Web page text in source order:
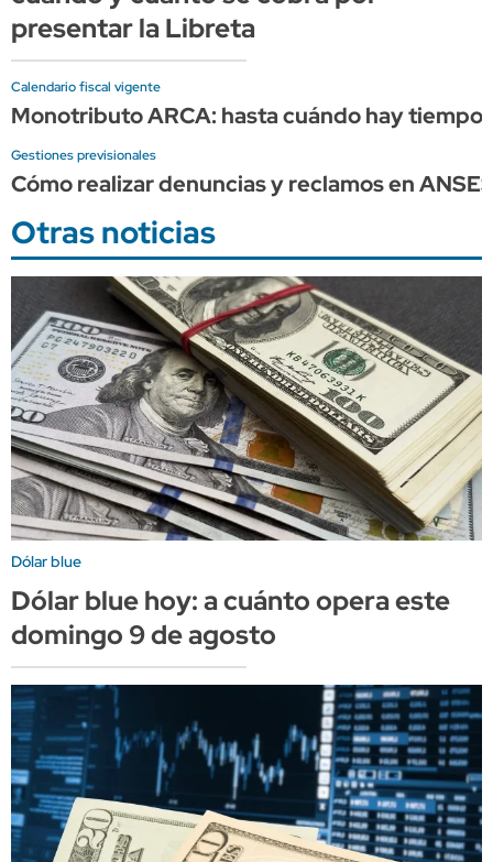
presentar la Libreta
Calendario fiscal vigente
Monotributo ARCA: hasta cuándo hay
Gestiones previsionales
Cómo realizar denuncias y reclamos en
Otras noticias
Dólar blue
Dólar blue hoy: a cuánto opera este
domingo 9 de agosto